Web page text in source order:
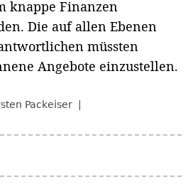
knappe Finanzen
Die auf allen Ebenen
müssten
Angebote einzustellen.
Packeiser